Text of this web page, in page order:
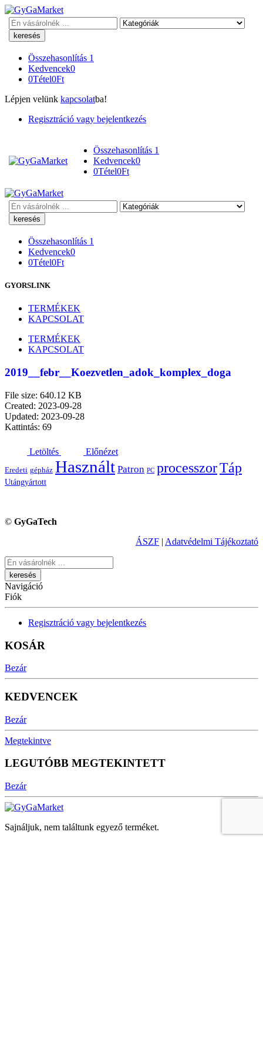
Keresés
Összehasonlítás 1
Kedvencek0
0Tétel0Ft
Lépjen velünk kapcsolatba!
Regisztráció vagy bejelentkezés
Összehasonlítás 1
Kedvencek0
0Tétel0Ft
Keresés
Összehasonlítás 1
Kedvencek0
0Tétel0Ft
GYORSLINK
TERMÉKEK
KAPCSOLAT
TERMÉKEK
KAPCSOLAT
2019__febr__Koezvetlen_adok_komplex_doga
File size: 640.12 KB
Created: 2023-09-28
Updated: 2023-09-28
Kattintás: 69
Letöltés Előnézet
Eredeti gépház Használt Patron PC processzorTáp
Utángyártott
© GyGaTech
ÁSZF | Adatvédelmi Tájékoztató
Keresés
Navigáció
Fiók
Regisztráció vagy bejelentkezés
KOSÁR
Bezár
KEDVENCEK
Bezár
Megtekintve
LEGUTÓBB MEGTEKINTETT
Bezár
Sajnáljuk, nem találtunk egyező terméket.